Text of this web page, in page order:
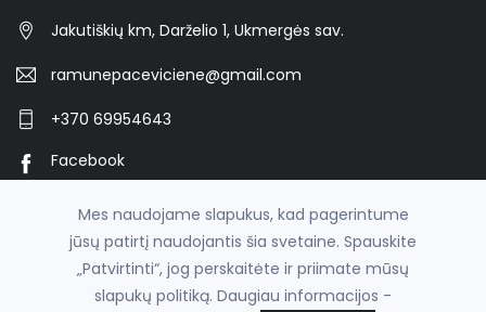
Jakutiškių km, Darželio 1, Ukmergės sav.
ramunepaceviciene@gmail.com
+370 69954643
Facebook
© 2026 asperku.lt
Mes naudojame slapukus, kad pagerintume
jūsų patirtį naudojantis šia svetaine. Spauskite
„Patvirtinti“, jog perskaitėte ir priimate mūsų
slapukų politiką. Daugiau informacijos -